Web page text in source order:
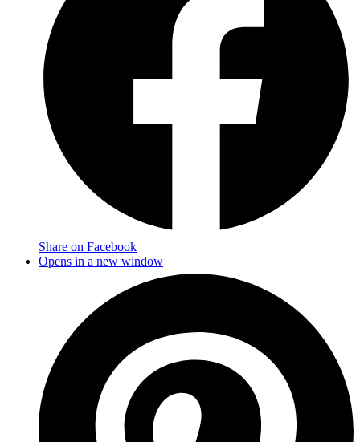
Share on Facebook
Opens in a new window